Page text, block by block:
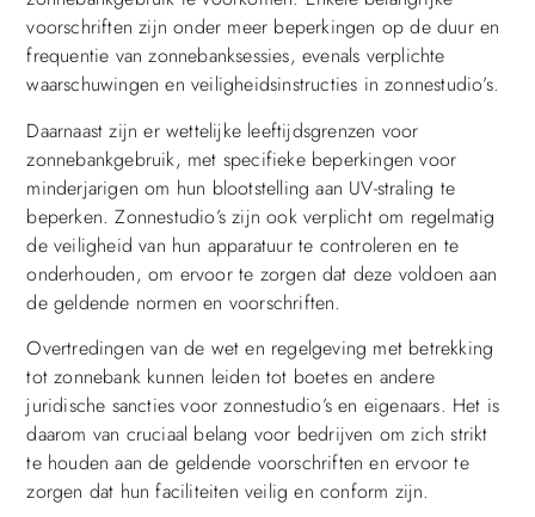
voorschriften zijn onder meer beperkingen op de duur en
frequentie van zonnebanksessies, evenals verplichte
waarschuwingen en veiligheidsinstructies in zonnestudio’s.
Daarnaast zijn er wettelijke leeftijdsgrenzen voor
zonnebankgebruik, met specifieke beperkingen voor
minderjarigen om hun blootstelling aan UV-straling te
beperken. Zonnestudio’s zijn ook verplicht om regelmatig
de veiligheid van hun apparatuur te controleren en te
onderhouden, om ervoor te zorgen dat deze voldoen aan
de geldende normen en voorschriften.
Overtredingen van de wet en regelgeving met betrekking
tot zonnebank kunnen leiden tot boetes en andere
juridische sancties voor zonnestudio’s en eigenaars. Het is
daarom van cruciaal belang voor bedrijven om zich strikt
te houden aan de geldende voorschriften en ervoor te
zorgen dat hun faciliteiten veilig en conform zijn.